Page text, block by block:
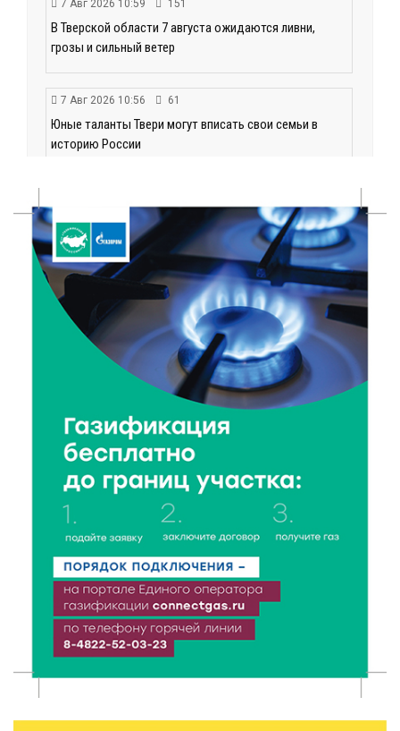
7 Авг 2026 10:59 151
В Тверской области 7 августа ожидаются ливни,
грозы и сильный ветер
7 Авг 2026 10:56 61
Юные таланты Твери могут вписать свои семьи в
историю России
«Сказки леса» в Кимрах: новая выставка
раскрывает красоту заповедных уголков России
7 Авг 2026 10:02 92
День физкультурника в Тверской области: где и
какие спортивные события пройдут в выходные
159
“Посольство Дружбы” стартовало в Твери:
школьники из Твери и Палестины объединились
ради диалога культур
7 Авг 2026 09:02 152
От зарядки до ПДД: как в Твери детям прививают
здоровый образ жизни и навыки дорожной
безопасности
6 Авг 2026 23:07 384
От ливней к ясным дням: как изменится погода в